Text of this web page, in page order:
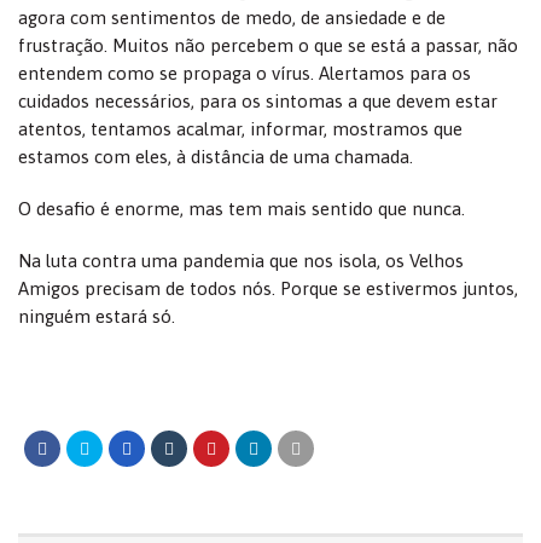
agora com sentimentos de medo, de ansiedade e de
frustração. Muitos não percebem o que se está a passar, não
entendem como se propaga o vírus. Alertamos para os
cuidados necessários, para os sintomas a que devem estar
atentos, tentamos acalmar, informar, mostramos que
estamos com eles, à distância de uma chamada.
O desafio é enorme, mas tem mais sentido que nunca.
Na luta contra uma pandemia que nos isola, os Velhos
Amigos precisam de todos nós. Porque se estivermos juntos,
ninguém estará só.